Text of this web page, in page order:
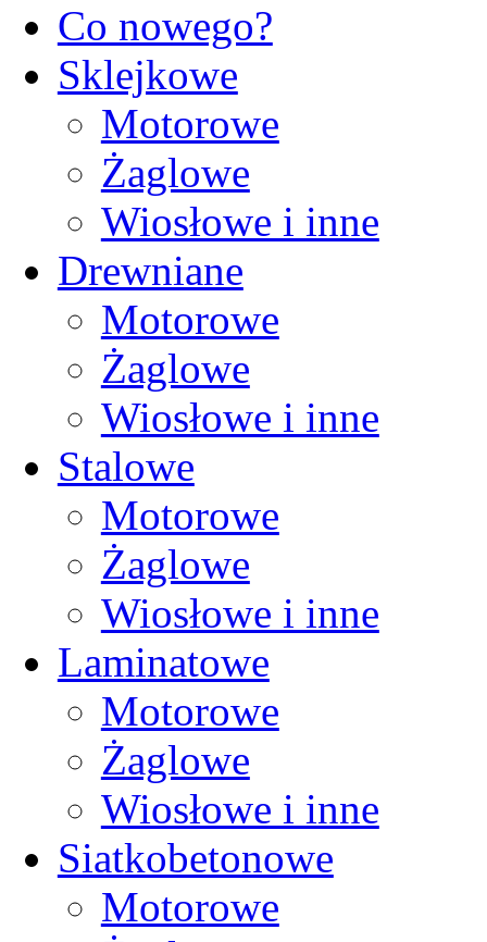
Co nowego?
Sklejkowe
Motorowe
Żaglowe
Wiosłowe i inne
Drewniane
Motorowe
Żaglowe
Wiosłowe i inne
Stalowe
Motorowe
Żaglowe
Wiosłowe i inne
Laminatowe
Motorowe
Żaglowe
Wiosłowe i inne
Siatkobetonowe
Motorowe